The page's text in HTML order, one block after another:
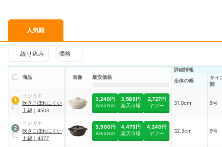
人気順
絞り込み 価格
商品 画像 最安価格
詳細情報
全体の幅
サイ
開
1
イシガキ
吹きこぼれにくい
土鍋 ｜ 4503
3,240円
Amazon
3,589円
楽天市場
2,727円
ヤフー
31.0cm 9号
2
イシガキ
吹きこぼれにくい
土鍋 ｜ 4377
3,900円
Amazon
4,479円
楽天市場
4,240円
ヤフー
32.5cm 9号